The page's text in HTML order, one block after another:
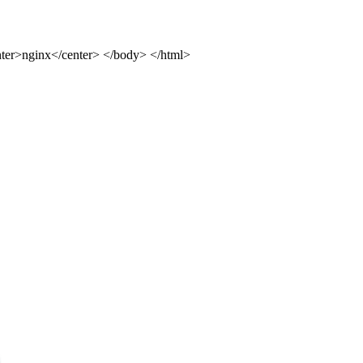
center> </body> </html>